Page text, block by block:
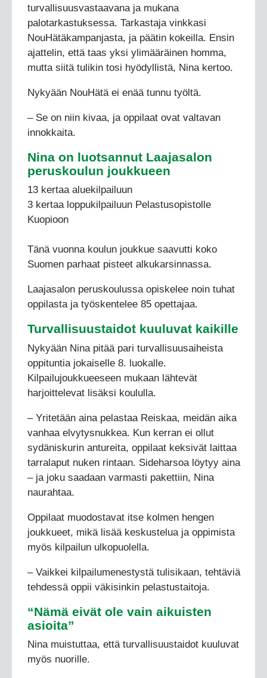
turvallisuusvastaavana ja mukana
palotarkastuksessa. Tarkastaja vinkkasi
NouHätäkampanjasta, ja päätin kokeilla. Ensin
ajattelin, että taas yksi ylimääräinen homma,
mutta siitä tulikin tosi hyödyllistä, Nina kertoo.
Nykyään NouHätä ei enää tunnu työltä.
– Se on niin kivaa, ja oppilaat ovat valtavan
innokkaita.
Nina on luotsannut Laajasalon
peruskoulun joukkueen
13 kertaa aluekilpailuun
3 kertaa loppukilpailuun Pelastusopistolle
Kuopioon
Tänä vuonna koulun joukkue saavutti koko
Suomen parhaat pisteet alkukarsinnassa.
Laajasalon peruskoulussa opiskelee noin tuhat
oppilasta ja työskentelee 85 opettajaa.
Turvallisuustaidot kuuluvat kaikille
Nykyään Nina pitää pari turvallisuusaiheista
oppituntia jokaiselle 8. luokalle.
Kilpailujoukkueeseen mukaan lähtevät
harjoittelevat lisäksi koululla.
– Yritetään aina pelastaa Reiskaa, meidän aika
vanhaa elvytysnukkea. Kun kerran ei ollut
sydäniskurin antureita, oppilaat keksivät laittaa
tarralaput nuken rintaan. Sideharsoa löytyy aina
– ja joku saadaan varmasti pakettiin, Nina
naurahtaa.
Oppilaat muodostavat itse kolmen hengen
joukkueet, mikä lisää keskustelua ja oppimista
myös kilpailun ulkopuolella.
– Vaikkei kilpailumenestystä tulisikaan, tehtäviä
tehdessä oppii väkisinkin pelastustaitoja.
“Nämä eivät ole vain aikuisten
asioita”
Nina muistuttaa, että turvallisuustaidot kuuluvat
myös nuorille.